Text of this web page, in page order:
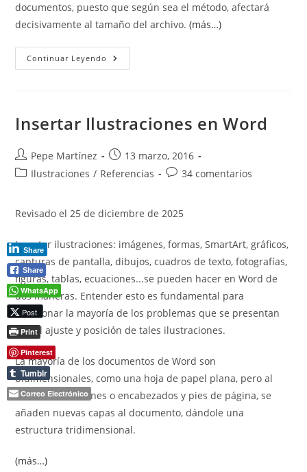
documentos, puesto que según sea el método, afectará
decisivamente al tamaño del archivo.(más…)
Continuar Leyendo ¿Cómo
Insertar
Insertar Ilustraciones en Word
Autor
de
Pepe Martínez
Publicación
de
13 marzo, 2016
Categoría
entrada:
Ilustraciones / Referencias
Comentarios
entrada:
34 comentarios
Revisado el 25 de diciembre de 2025
Insertar ilustraciones: imágenes, formas, SmartArt, gráficos,
capturas de pantalla, dibujos, cuadros de texto, fotografías,
figuras, tablas, ecuaciones...se pueden hacer en Word de
dos maneras. Entender esto es fundamental para
solucionar la mayoría de los problemas que se presentan
con el ajuste y posición de tales ilustraciones.
La mayoría de los documentos de Word son
bidimensionales, como una hoja de papel plana, pero al
añadir ilustraciones o encabezados y pies de página, se
añaden nuevas capas al documento, dándole una
estructura tridimensional.
(más…)
Share
Share
WhatsApp
Post
Print
Pinterest
Tumblr
Correo Electrónico